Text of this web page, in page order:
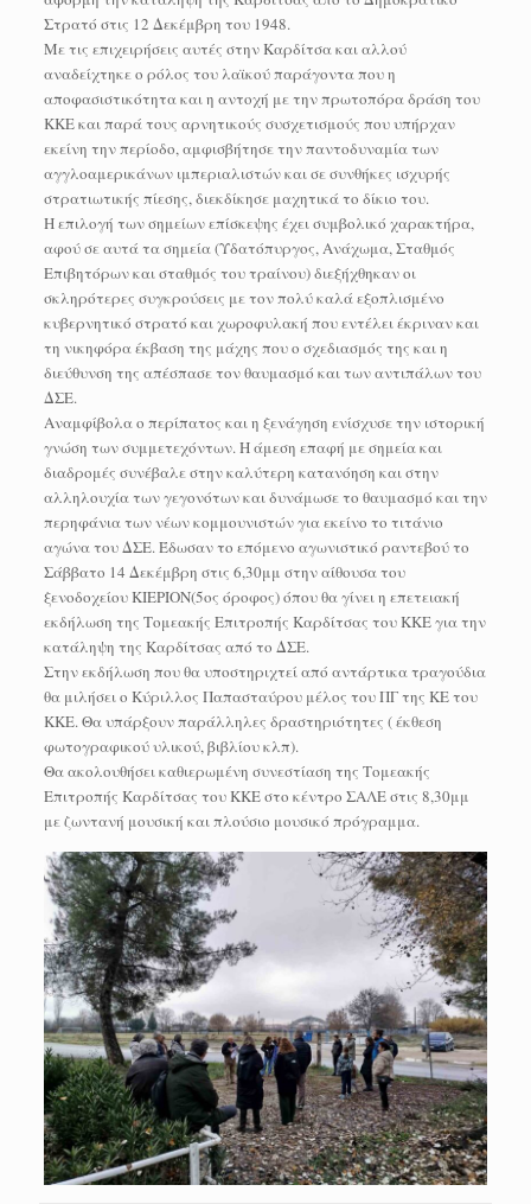
Στρατό στις 12 Δεκέμβρη του 1948.
Με τις επιχειρήσεις αυτές στην Καρδίτσα και αλλού
αναδείχτηκε ο ρόλος του λαϊκού παράγοντα που η
αποφασιστικότητα και η αντοχή με την πρωτοπόρα δράση του
ΚΚΕ και παρά τους αρνητικούς συσχετισμούς που υπήρχαν
εκείνη την περίοδο, αμφισβήτησε την παντοδυναμία των
αγγλοαμερικάνων ιμπεριαλιστών και σε συνθήκες ισχυρής
στρατιωτικής πίεσης, διεκδίκησε μαχητικά το δίκιο του.
Η επιλογή των σημείων επίσκεψης έχει συμβολικό χαρακτήρα,
αφού σε αυτά τα σημεία (Υδατόπυργος, Ανάχωμα, Σταθμός
Επιβητόρων και σταθμός του τραίνου) διεξήχθηκαν οι
σκληρότερες συγκρούσεις με τον πολύ καλά εξοπλισμένο
κυβερνητικό στρατό και χωροφυλακή που εντέλει έκριναν και
τη νικηφόρα έκβαση της μάχης που ο σχεδιασμός της και η
διεύθυνση της απέσπασε τον θαυμασμό και των αντιπάλων του
ΔΣΕ.
Αναμφίβολα ο περίπατος και η ξενάγηση ενίσχυσε την ιστορική
γνώση των συμμετεχόντων. Η άμεση επαφή με σημεία και
διαδρομές συνέβαλε στην καλύτερη κατανόηση και στην
αλληλουχία των γεγονότων και δυνάμωσε το θαυμασμό και την
περηφάνια των νέων κομμουνιστών για εκείνο το τιτάνιο
αγώνα του ΔΣΕ. Έδωσαν το επόμενο αγωνιστικό ραντεβού το
Σάββατο 14 Δεκέμβρη στις 6,30μμ στην αίθουσα του
ξενοδοχείου ΚΙΕΡΙΟΝ(5ος όροφος) όπου θα γίνει η επετειακή
εκδήλωση της Τομεακής Επιτροπής Καρδίτσας του ΚΚΕ για την
κατάληψη της Καρδίτσας από το ΔΣΕ.
Στην εκδήλωση που θα υποστηριχτεί από αντάρτικα τραγούδια
θα μιλήσει ο Κύριλλος Παπασταύρου μέλος του ΠΓ της ΚΕ του
ΚΚΕ. Θα υπάρξουν παράλληλες δραστηριότητες ( έκθεση
φωτογραφικού υλικού, βιβλίου κλπ).
Θα ακολουθήσει καθιερωμένη συνεστίαση της Τομεακής
Επιτροπής Καρδίτσας του ΚΚΕ στο κέντρο ΣΑΛΕ στις 8,30μμ
με ζωντανή μουσική και πλούσιο μουσικό πρόγραμμα.